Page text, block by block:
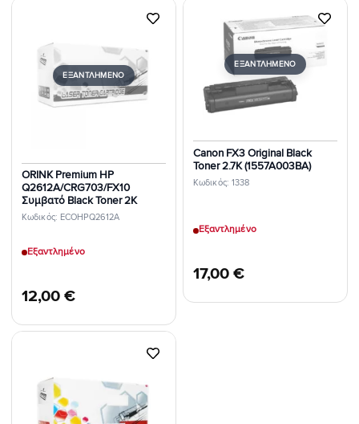
στη Λίστα
Επιθυμιών
ΕΞΑΝΤΛΗΜΈΝΟ
Κωδικός: ECOHPQ2612A
ORINK Premium HP
Q2612A/CRG703/FX10
Συμβατό Black Toner 2K
12,00 €
Εξαντλημένο
στη Λίστα
Επιθυμιών
ΕΞΑΝΤΛΗΜΈΝΟ
Κωδικός: 1338
Canon FX3 Original Black
Toner 2.7K (1557A003BA)
17,00 €
Εξαντλημένο
στη Λίστα
Επιθυμιών